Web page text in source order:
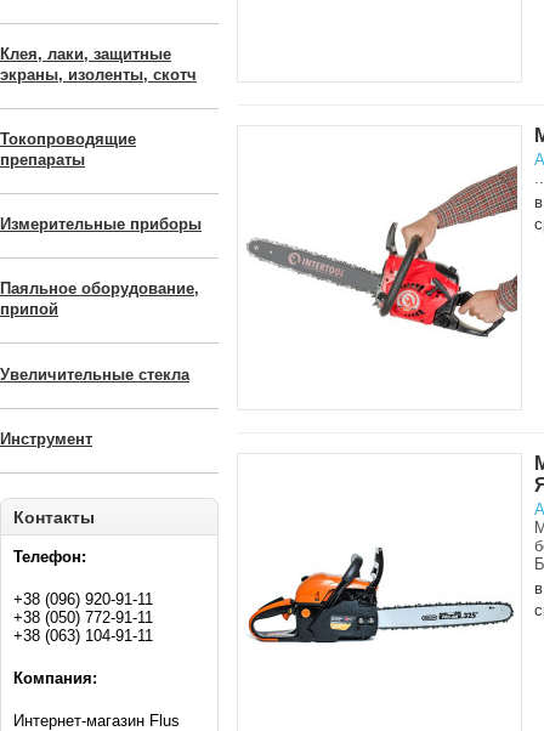
Клея, лаки, защитные
экраны, изоленты, скотч
Токопроводящие
препараты
Измерительные приборы
Паяльное оборудование,
припой
Увеличительные стекла
Инструмент
Контакты
Телефон:
+38 (096) 920-91-11
+38 (050) 772-91-11
+38 (063) 104-91-11
Компания:
Интернет-магазин Flus
..